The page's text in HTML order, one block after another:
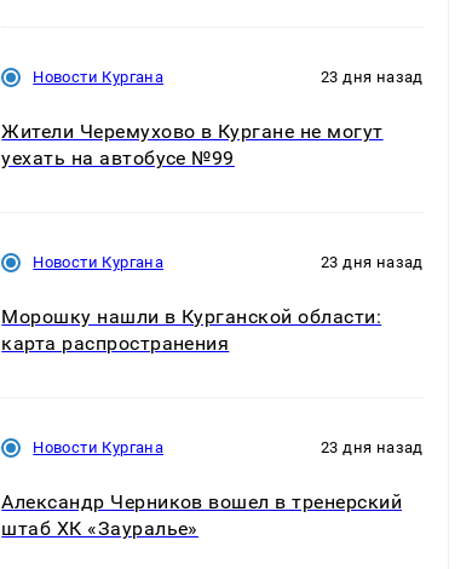
Новости Кургана 23 дня назад
Жители Черемухово в Кургане не могут
уехать на автобусе №99
Новости Кургана 23 дня назад
Морошку нашли в Курганской области:
карта распространения
Новости Кургана 23 дня назад
Александр Черников вошел в тренерский
штаб ХК «Зауралье»